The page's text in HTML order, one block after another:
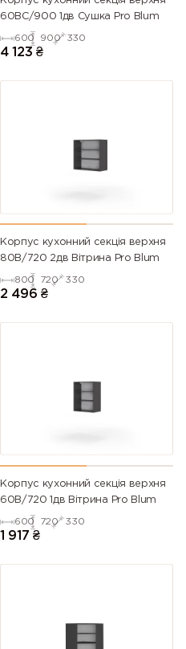
60ВС/900 1дв Сушка Pro Blum
600 900 330
4 123 ₴
Корпус кухонний секцiя верхня
80В/720 2дв Вітрина Pro Blum
800 720 330
2 496 ₴
Корпус кухонний секцiя верхня
60В/720 1дв Вітрина Pro Blum
600 720 330
1 917 ₴